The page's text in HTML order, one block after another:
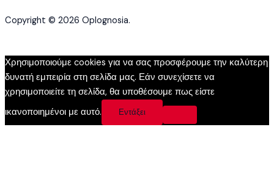
Copyright © 2026 Oplognosia.
Χρησιμοποιούμε cookies για να σας προσφέρουμε την καλύτερη
δυνατή εμπειρία στη σελίδα μας. Εάν συνεχίσετε να
χρησιμοποιείτε τη σελίδα, θα υποθέσουμε πως είστε
ικανοποιημένοι με αυτό.
Εντάξει